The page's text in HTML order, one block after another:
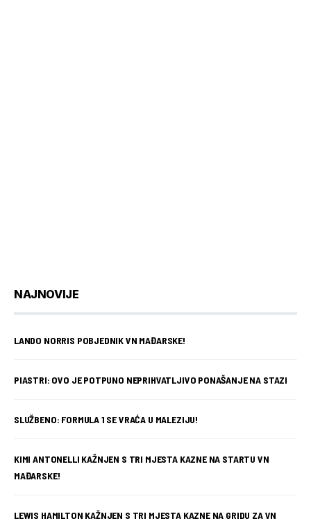
NAJNOVIJE
LANDO NORRIS POBJEDNIK VN MAĐARSKE!
PIASTRI: OVO JE POTPUNO NEPRIHVATLJIVO PONAŠANJE NA STAZI
SLUŽBENO: FORMULA 1 SE VRAĆA U MALEZIJU!
KIMI ANTONELLI KAŽNJEN S TRI MJESTA KAZNE NA STARTU VN
MAĐARSKE!
LEWIS HAMILTON KAŽNJEN S TRI MJESTA KAZNE NA GRIDU ZA VN